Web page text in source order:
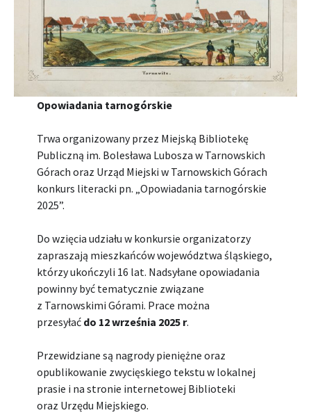
Opowiadania tarnogórskie
Trwa organizowany przez Miejską Bibliotekę
Publiczną im. Bolesława Lubosza w Tarnowskich
Górach oraz Urząd Miejski w Tarnowskich Górach
konkurs literacki pn. „Opowiadania tarnogórskie
2025”.
Do wzięcia udziału w konkursie organizatorzy
zapraszają mieszkańców województwa śląskiego,
którzy ukończyli 16 lat. Nadsyłane opowiadania
powinny być tematycznie związane
z Tarnowskimi Górami. Prace można
przesyłać do 12 września 2025 r.
Przewidziane są nagrody pieniężne oraz
opublikowanie zwycięskiego tekstu w lokalnej
prasie i na stronie internetowej Biblioteki
oraz Urzędu Miejskiego.